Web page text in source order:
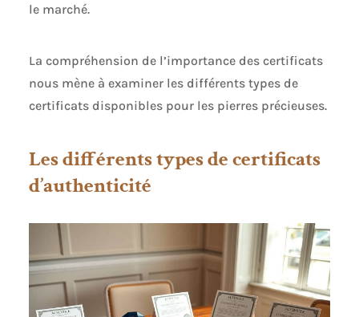
le marché.
La compréhension de l’importance des certificats
nous mène à examiner les différents types de
certificats disponibles pour les pierres précieuses.
Les différents types de certificats
d’authenticité